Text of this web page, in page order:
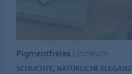
Pigmentfreies Linoleum
SCHLICHTE, NATÜRLICHE ELEGANZ